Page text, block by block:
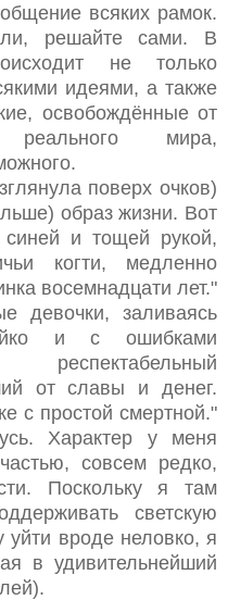
всяких рамок.
решайте сами. В
не только
идеями, а также
освобождённые от
реального мира,
поверх очков)
образ жизни. Вот
синей и тощей рукой,
когти, медленно
восемнадцати лет."
девочки, заливаясь
и с ошибками
от славы и денег.
с простой смертной."
Характер у меня
совсем редко,
Поскольку я там
светскую
уйти вроде неловко, я
в удивительнейший